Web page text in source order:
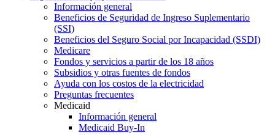
Información general
Beneficios de Seguridad de Ingreso Suplementario
(SSI)
Beneficios del Seguro Social por Incapacidad (SSDI)
Medicare
Fondos y servicios a partir de los 18 años
Subsidios y otras fuentes de fondos
Ayuda con los costos de la electricidad
Preguntas frecuentes
Medicaid
Información general
Medicaid Buy-In